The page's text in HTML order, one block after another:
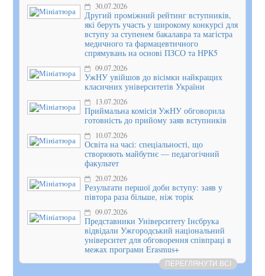
30.07.2026
Другий проміжний рейтинг вступників,
які беруть участь у широкому конкурсі для
вступу за ступенем бакалавра та магістра
медичного та фармацевтичного
спрямувань на основі ПЗСО та НРК5
09.07.2026
УжНУ увійшов до вісімки найкращих
класичних університетів України
13.07.2026
Приймальна комісія УжНУ обговорила
готовність до прийому заяв вступників
10.07.2026
Освіта на часі: спеціальності, що
створюють майбутнє — педагогічний
факультет
20.07.2026
Результати першої доби вступу: заяв у
півтора раза більше, ніж торік
09.07.2026
Представники Університету Інсбрука
відвідали Ужгородський національний
університет для обговорення співпраці в
межах програми Erasmus+
ПЕРЕГЛЯНУТИ ВСІ